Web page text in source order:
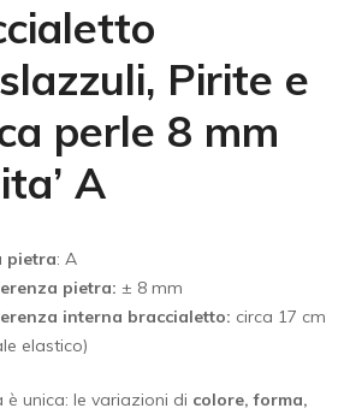
Pirite e
perle 8 mm
A
pietra: A
pietra: ± 8 mm
interna braccialetto: circa 17 cm
elastico)
è unica: le variazioni di colore, forma,